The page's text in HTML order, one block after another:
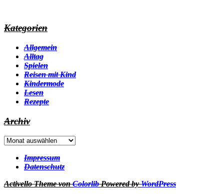
Kategorien
Allgemein
Alltag
Spielen
Reisen mit Kind
Kindermode
Lesen
Rezepte
Archiv
Archiv
Impressum
Datenschutz
Activello Theme vonColorlibPowered byWordPress